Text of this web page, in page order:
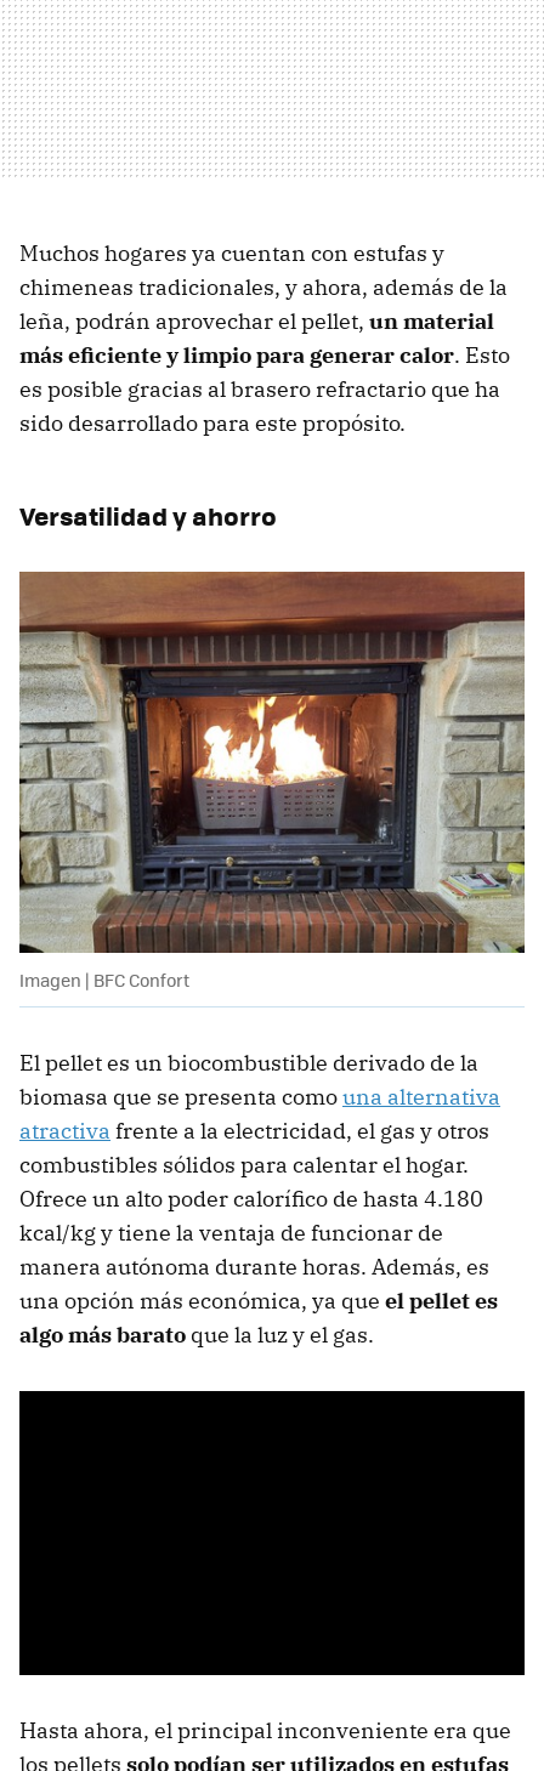
Muchos hogares ya cuentan con estufas y
chimeneas tradicionales, y ahora, además de la
leña, podrán aprovechar el pellet, un material
más eficiente y limpio para generar calor. Esto
es posible gracias al brasero refractario que ha
sido desarrollado para este propósito.
Versatilidad y ahorro
Imagen | BFC Confort
El pellet es un biocombustible derivado de la
biomasa que se presenta comouna alternativa
atractiva frente a la electricidad, el gas y otros
combustibles sólidos para calentar el hogar.
Ofrece un alto poder calorífico de hasta 4.180
kcal/kg y tiene la ventaja de funcionar de
manera autónoma durante horas. Además, es
una opción más económica, ya que el pellet es
algo más barato que la luz y el gas.
Hasta ahora, el principal inconveniente era que
los pellets solo podían ser utilizados en estufas